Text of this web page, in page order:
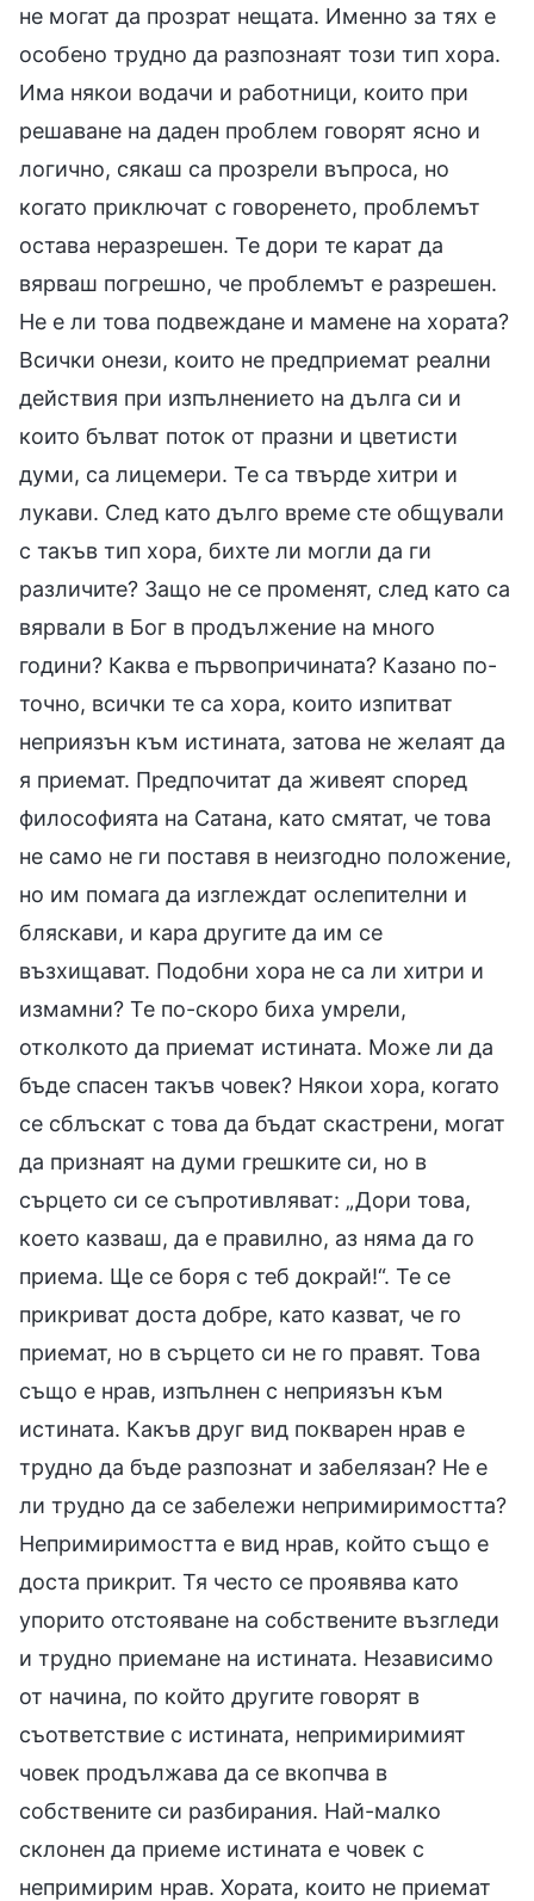
не могат да прозрат нещата. Именно за тях е
особено трудно да разпознаят този тип хора.
Има някои водачи и работници, които при
решаване на даден проблем говорят ясно и
логично, сякаш са прозрели въпроса, но
когато приключат с говоренето, проблемът
остава неразрешен. Те дори те карат да
вярваш погрешно, че проблемът е разрешен.
Не е ли това подвеждане и мамене на хората?
Всички онези, които не предприемат реални
действия при изпълнението на дълга си и
които бълват поток от празни и цветисти
думи, са лицемери. Те са твърде хитри и
лукави. След като дълго време сте общували
с такъв тип хора, бихте ли могли да ги
различите? Защо не се променят, след като са
вярвали в Бог в продължение на много
години? Каква е първопричината? Казано по-
точно, всички те са хора, които изпитват
неприязън към истината, затова не желаят да
я приемат. Предпочитат да живеят според
философията на Сатана, като смятат, че това
не само не ги поставя в неизгодно положение,
но им помага да изглеждат ослепителни и
бляскави, и кара другите да им се
възхищават. Подобни хора не са ли хитри и
измамни? Те по-скоро биха умрели,
отколкото да приемат истината. Може ли да
бъде спасен такъв човек? Някои хора, когато
се сблъскат с това да бъдат скастрени, могат
да признаят на думи грешките си, но в
сърцето си се съпротивляват: „Дори това,
което казваш, да е правилно, аз няма да го
приема. Ще се боря с теб докрай!“. Те се
прикриват доста добре, като казват, че го
приемат, но в сърцето си не го правят. Това
също е нрав, изпълнен с неприязън към
истината. Какъв друг вид покварен нрав е
трудно да бъде разпознат и забелязан? Не е
ли трудно да се забележи непримиримостта?
Непримиримостта е вид нрав, който също е
доста прикрит. Тя често се проявява като
упорито отстояване на собствените възгледи
и трудно приемане на истината. Независимо
от начина, по който другите говорят в
съответствие с истината, непримиримият
човек продължава да се вкопчва в
собствените си разбирания. Най-малко
склонен да приеме истината е човек с
непримирим нрав. Хората, които не приемат